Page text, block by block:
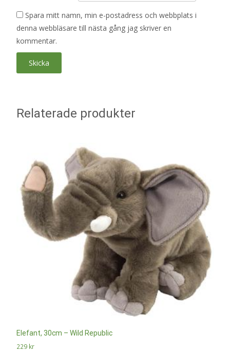
Spara mitt namn, min e-postadress och webbplats i
denna webbläsare till nästa gång jag skriver en
kommentar.
Relaterade produkter
Elefant, 30cm – Wild Republic
229 kr